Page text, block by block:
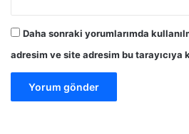
Daha sonraki yorumlarımda
adresim ve site adresim bu tarayıcıya